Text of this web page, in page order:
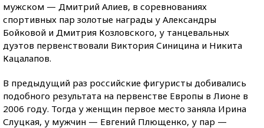
мужском — Дмитрий Алиев, в соревнованиях
спортивных пар золотые награды у Александры
Бойковой и Дмитрия Козловского, у танцевальных
дуэтов первенствовали Виктория Синицина и Никита
Кацалапов.
В предыдущий раз российские фигуристы добивались
подобного результата на первенстве Европы в Лионе в
2006 году. Тогда у женщин первое место заняла Ирина
Слуцкая, у мужчин — Евгений Плющенко, у пар —